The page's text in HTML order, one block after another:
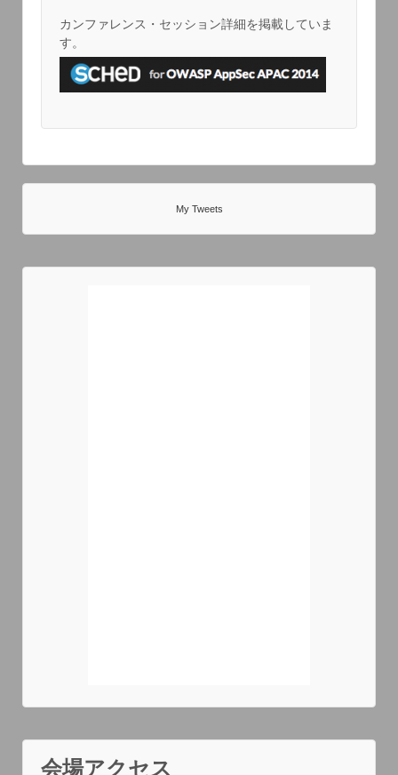
カンファレンス・セッション詳細を掲載していま
す。
My Tweets
会場アクセス